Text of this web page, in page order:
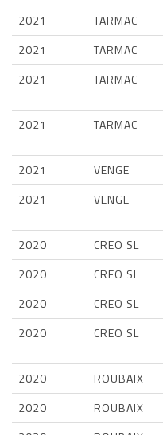
2021
TARMAC
2021
TARMAC
2021
TARMAC
2021
TARMAC
2021
VENGE
2021
VENGE
2020
CREO SL
2020
CREO SL
2020
CREO SL
2020
CREO SL
2020
ROUBAIX
2020
ROUBAIX